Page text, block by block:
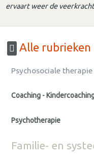
ervaart weer de
Alle rubrieken
Psychosociale therapie
Coaching -
Psychotherapie
Familie- en